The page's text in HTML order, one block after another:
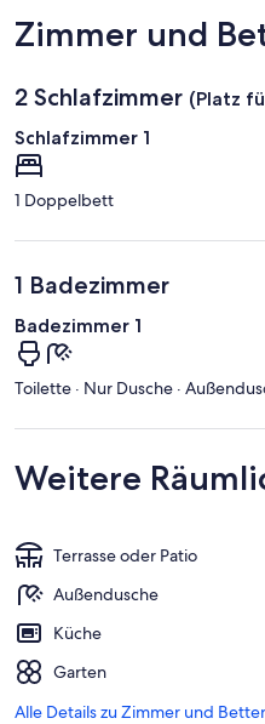
(SPC)
Zimmer und
2 Schlafzimmer (Platz
Schlafzimmer 1
1 Doppelbett
1 Badezimmer
Badezimmer 1
Toilette · Nur Dusche ·
Weitere
Terrasse oder Patio
Außendusche
Küche
Garten
Alle Details zu Zimmer und